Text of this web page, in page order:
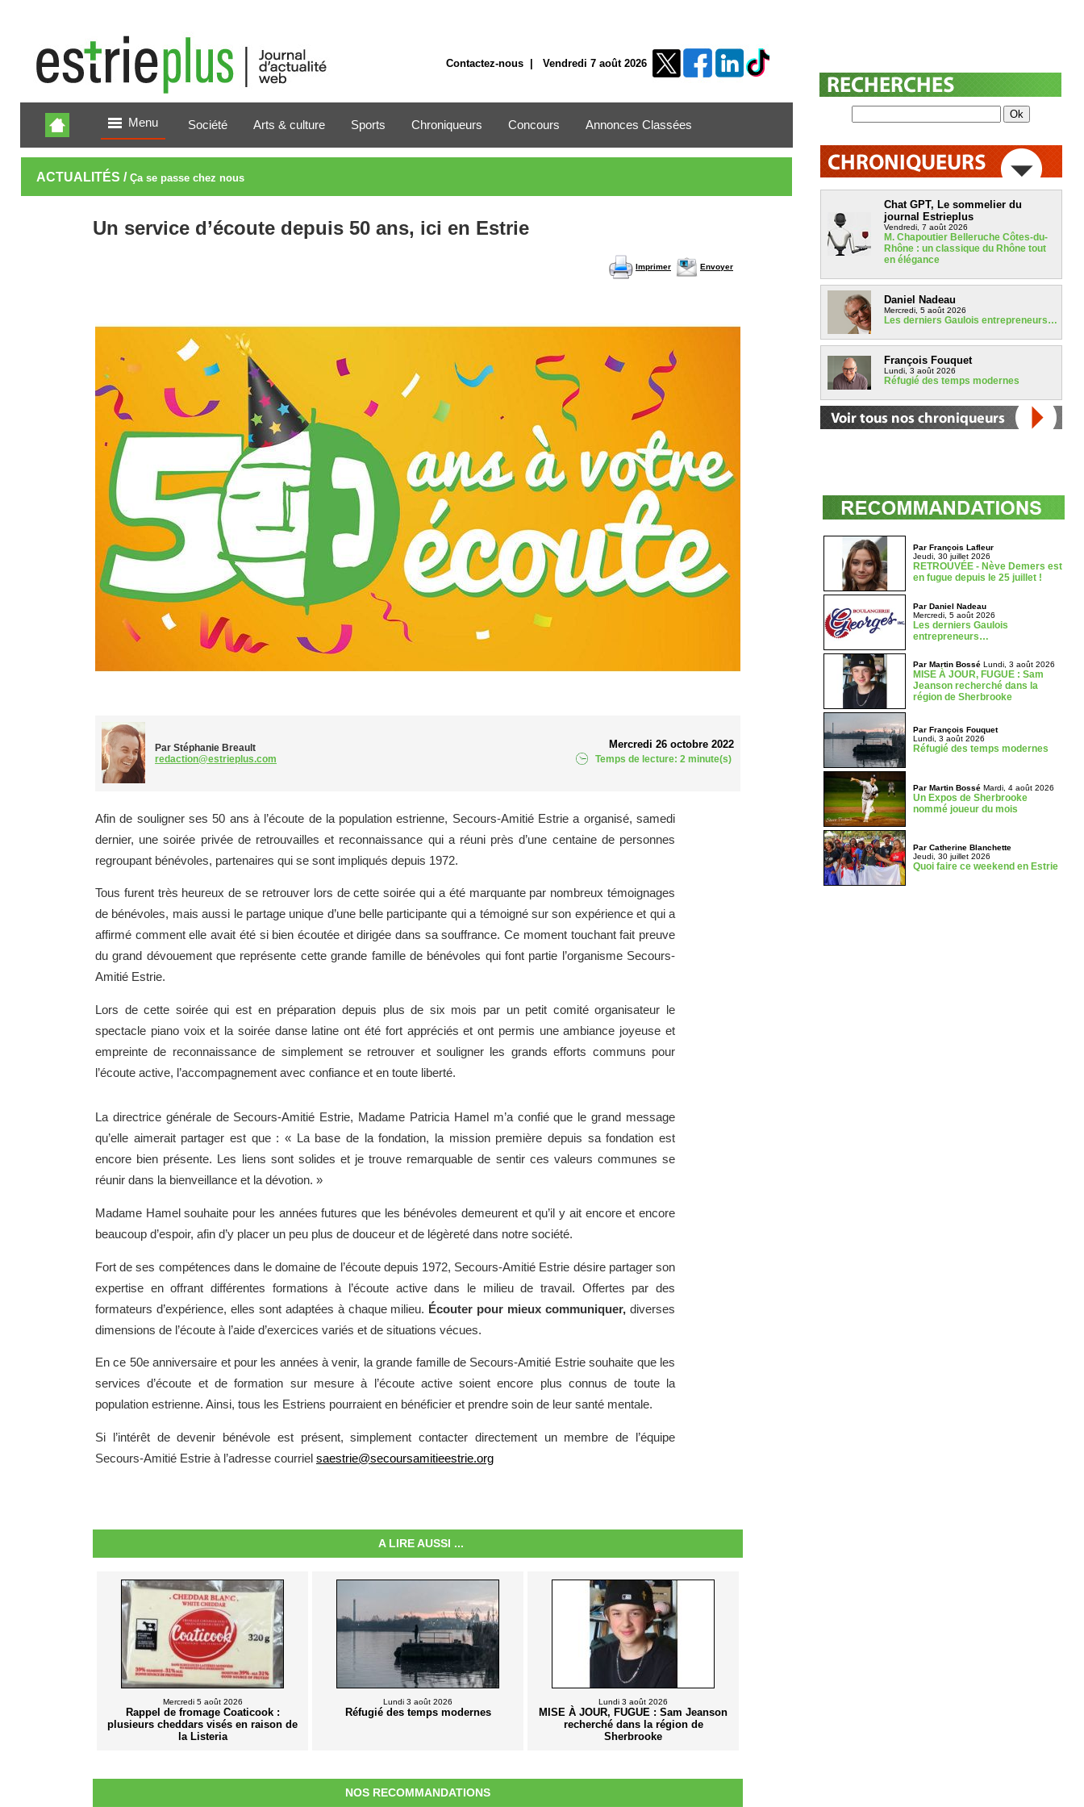
Contactez-nous| Vendredi 7 août 2026
Menu Société Arts & culture Sports Chroniqueurs Concours Annonces Classées
ACTUALITÉS / Ça se passe chez nous
Un service d’écoute depuis 50 ans, ici en Estrie
Imprimer Envoyer
Par Stéphanie Breault
redaction@estrieplus.com
Mercredi 26 octobre 2022
Temps de lecture: 2 minute(s)
Afin de souligner ses 50 ans à l’écoute de la population estrienne, Secours-Amitié Estrie a organisé, samedi
dernier, une soirée privée de retrouvailles et reconnaissance qui a réuni près d’une centaine de personnes
regroupant bénévoles, partenaires qui se sont impliqués depuis 1972.
Tous furent très heureux de se retrouver lors de cette soirée qui a été marquante par nombreux témoignages
de bénévoles, mais aussi le partage unique d’une belle participante qui a témoigné sur son expérience et qui a
affirmé comment elle avait été si bien écoutée et dirigée dans sa souffrance. Ce moment touchant fait preuve
du grand dévouement que représente cette grande famille de bénévoles qui font partie l’organisme Secours-
Amitié Estrie.
Lors de cette soirée qui est en préparation depuis plus de six mois par un petit comité organisateur le
spectacle piano voix et la soirée danse latine ont été fort appréciés et ont permis une ambiance joyeuse et
empreinte de reconnaissance de simplement se retrouver et souligner les grands efforts communs pour
l’écoute active, l’accompagnement avec confiance et en toute liberté.
La directrice générale de Secours-Amitié Estrie, Madame Patricia Hamel m’a confié que le grand message
qu’elle aimerait partager est que : « La base de la fondation, la mission première depuis sa fondation est
encore bien présente. Les liens sont solides et je trouve remarquable de sentir ces valeurs communes se
réunir dans la bienveillance et la dévotion. »
Madame Hamel souhaite pour les années futures que les bénévoles demeurent et qu’il y ait encore et encore
beaucoup d’espoir, afin d’y placer un peu plus de douceur et de légèreté dans notre société.
Fort de ses compétences dans le domaine de l’écoute depuis 1972, Secours-Amitié Estrie désire partager son
expertise en offrant différentes formations à l’écoute active dans le milieu de travail. Offertes par des
formateurs d’expérience, elles sont adaptées à chaque milieu. Écouter pour mieux communiquer,diverses
dimensions de l’écoute à l’aide d’exercices variés et de situations vécues.
En ce 50e anniversaire et pour les années à venir, la grande famille de Secours-Amitié Estrie souhaite que les
services d’écoute et de formation sur mesure à l’écoute active soient encore plus connus de toute la
population estrienne. Ainsi, tous les Estriens pourraient en bénéficier et prendre soin de leur santé mentale.
Si l’intérêt de devenir bénévole est présent, simplement contacter directement un membre de l’équipe
Secours-Amitié Estrie à l’adresse courriel saestrie@secoursamitieestrie.org
A LIRE AUSSI ...
Mercredi 5 août 2026
Rappel de fromage Coaticook :
plusieurs cheddars visés en raison de
la Listeria
Lundi 3 août 2026
Réfugié des temps modernes
Lundi 3 août 2026
MISE À JOUR, FUGUE : Sam Jeanson
recherché dans la région de
Sherbrooke
NOS RECOMMANDATIONS
Chat GPT, Le sommelier du
journal Estrieplus
Vendredi, 7 août 2026
M. Chapoutier Belleruche Côtes-du-
Rhône : un classique du Rhône tout
en élégance
Daniel Nadeau
Mercredi, 5 août 2026
Les derniers Gaulois entrepreneurs…
François Fouquet
Lundi, 3 août 2026
Réfugié des temps modernes
Par François Lafleur
Jeudi, 30 juillet 2026
RETROUVÉE - Nève Demers est
en fugue depuis le 25 juillet !
Par Daniel Nadeau
Mercredi, 5 août 2026
Les derniers Gaulois
entrepreneurs…
Par Martin BosséLundi, 3 août 2026
MISE À JOUR, FUGUE : Sam
Jeanson recherché dans la
région de Sherbrooke
Par François Fouquet
Lundi, 3 août 2026
Réfugié des temps modernes
Par Martin BosséMardi, 4 août 2026
Un Expos de Sherbrooke
nommé joueur du mois
Par Catherine Blanchette
Jeudi, 30 juillet 2026
Quoi faire ce weekend en Estrie